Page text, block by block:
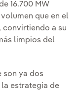
16.700 MW
que en el
convirtiendo a su
limpios del
son ya dos
estrategia de